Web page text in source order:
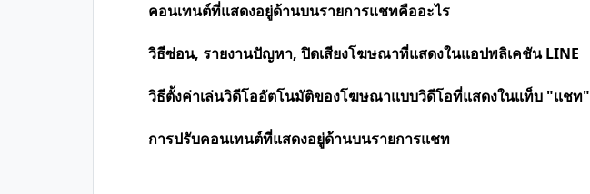
คอนเทนต์ที่แสดงอยู่ด้านบนรายการแชทคืออะไร
วิธีซ่อน, รายงานปัญหา, ปิดเสียงโฆษณาที่แสดงในแอปพลิเคชัน LINE
วิธีตั้งค่าเล่นวิดีโออัตโนมัติของโฆษณาแบบวิดีโอที่แสดงในแท็บ "แชท"
การปรับคอนเทนต์ที่แสดงอยู่ด้านบนรายการแชท